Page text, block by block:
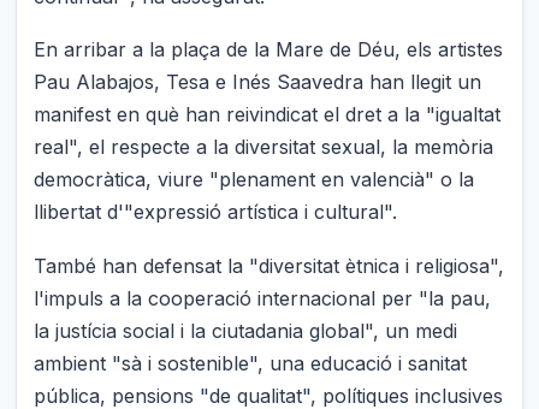
En arribar a la plaça de la Mare de Déu, els artistes
Pau Alabajos, Tesa e Inés Saavedra han llegit un
manifest en què han reivindicat el dret a la "igualtat
real", el respecte a la diversitat sexual, la memòria
democràtica, viure "plenament en valencià" o la
llibertat d'"expressió artística i cultural".
També han defensat la "diversitat ètnica i religiosa",
l'impuls a la cooperació internacional per "la pau,
la justícia social i la ciutadania global", un medi
ambient "sà i sostenible", una educació i sanitat
pública, pensions "de qualitat", polítiques inclusives